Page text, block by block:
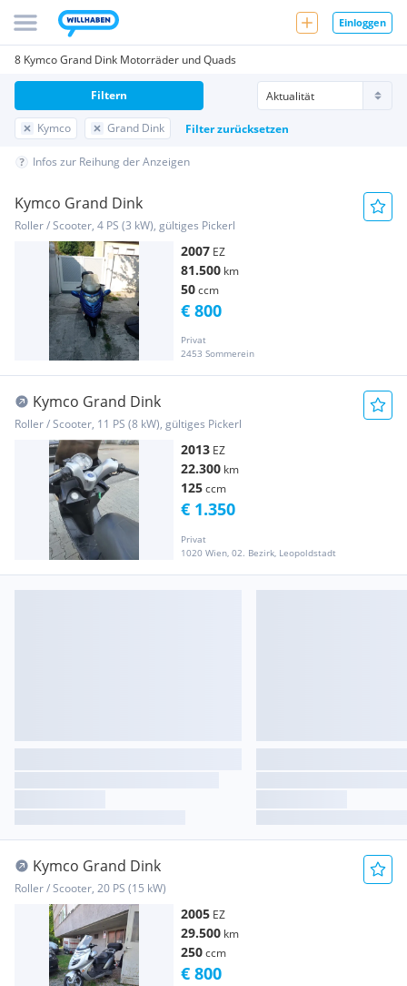
Einloggen
8 Kymco Grand Dink Motorräder und Quads
Kymco Grand Dink Filter zurücksetzen
Filtern
Infos zur Reihung der Anzeigen
Kymco Grand Dink
Roller / Scooter, 4 PS (3 kW), gültiges Pickerl
2007 EZ
81.500 km
50ccm
Privat
2453 Sommerein
€ 800
Kymco Grand Dink
Roller / Scooter, 11 PS (8 kW), gültiges Pickerl
2013 EZ
22.300 km
125ccm
Privat
1020 Wien, 02. Bezirk, Leopoldstadt
€ 1.350
Kymco Grand Dink
Roller / Scooter, 20 PS (15 kW)
2005 EZ
29.500 km
250ccm
€ 800